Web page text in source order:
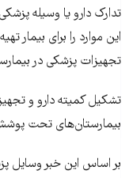
تدارک دارو یا وسیله
این موارد را برای بیمار
تجهیزات پزشکی در
تشکیل کمیته دارو و
بیمارستان‌های تحت
بر اساس این خبر وسایل